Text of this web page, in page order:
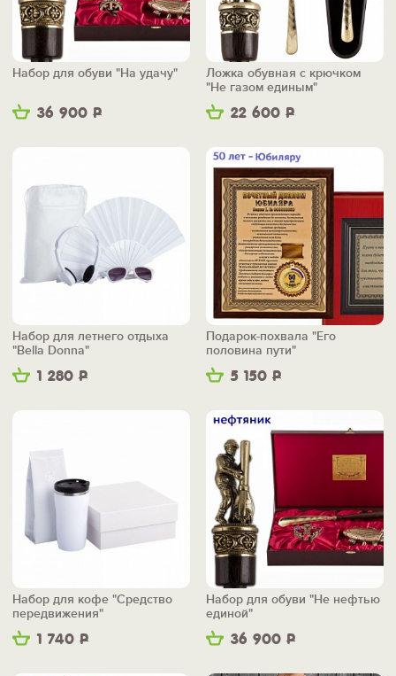
36 900 Р
Набор для обуви "На удачу"
22 600 Р
Ложка обувная с крючком
"Не газом единым"
1 280 Р
Набор для летнего отдыха
"Bella Donna"
5 150 Р
Подарок-похвала "Его
половина пути"
1 740 Р
Набор для кофе "Средство
передвижения"
36 900 Р
Набор для обуви "Не нефтью
единой"